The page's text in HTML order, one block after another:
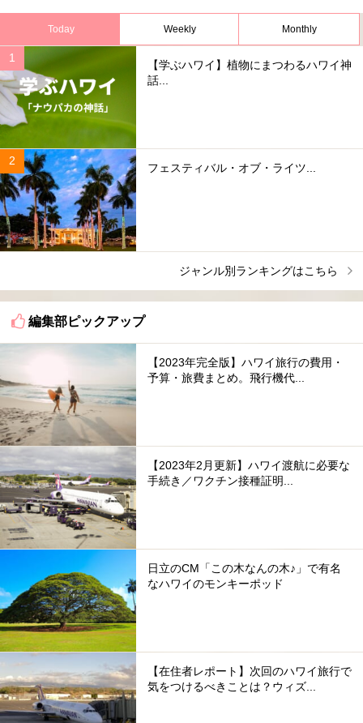
Today Weekly Monthly
【学ぶハワイ】植物にまつわるハワイ神
話...
フェスティバル・オブ・ライツ...
ジャンル別ランキングはこちら
編集部ピックアップ
【2023年完全版】ハワイ旅行の費用・
予算・旅費まとめ。飛行機代...
【2023年2月更新】ハワイ渡航に必要な
手続き／ワクチン接種証明...
日立のCM「この木なんの木♪」で有名
なハワイのモンキーポッド
【在住者レポート】次回のハワイ旅行で
気をつけるべきことは？ウィズ...